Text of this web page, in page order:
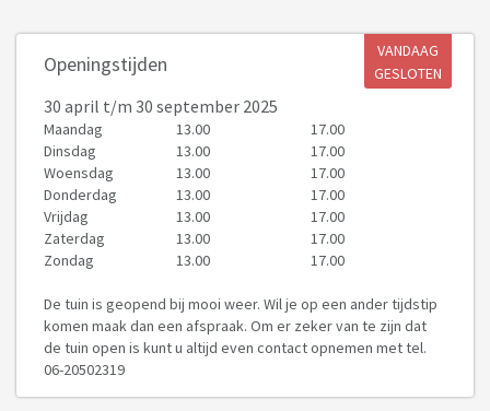
Openingstijden
VANDAAG
GESLOTEN
30 april t/m 30 september 2025
Maandag 13.00
17.00
Dinsdag
13.00
17.00
Woensdag
13.00
17.00
Donderdag
13.00
17.00
Vrijdag
13.00
17.00
Zaterdag
13.00
17.00
Zondag
13.00 17.00
De tuin is geopend bij mooi weer. Wil je op een ander tijdstip
komen maak dan een afspraak. Om er zeker van te zijn dat
de tuin open is kunt u altijd even contact opnemen met tel.
06-20502319